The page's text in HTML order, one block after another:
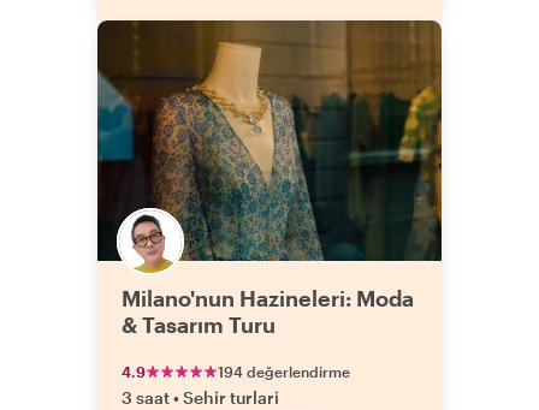
Milano'nun Hazineleri: Moda
& Tasarım Turu
4.9 194 değerlendirme
3 saat•Sehir turlari